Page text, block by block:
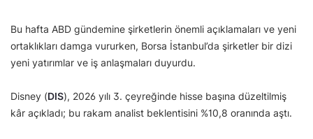
Bu hafta ABD gündemine şirketlerin önemli açıklamaları ve yeni
ortaklıkları damga vururken, Borsa İstanbul’da şirketler bir dizi
yeni yatırımlar ve iş anlaşmaları duyurdu.
Disney (DIS), 2026 yılı 3. çeyreğinde hisse başına düzeltilmiş
kâr açıkladı; bu rakam analist beklentisini %10,8 oranında aştı.